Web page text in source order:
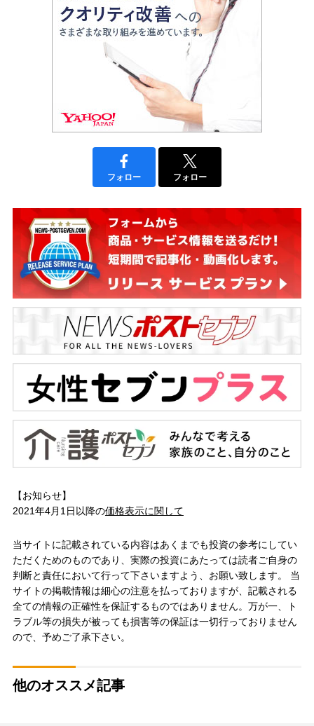
フォロー フォロー
【お知らせ】
2021年4月1日以降の価格表示に関して
当サイトに記載されている内容はあくまでも投資の参考にしてい
ただくためのものであり、実際の投資にあたっては読者ご自身の
判断と責任において行って下さいますよう、お願い致します。 当
サイトの掲載情報は細心の注意を払っておりますが、記載される
全ての情報の正確性を保証するものではありません。万が一、ト
ラブル等の損失が被っても損害等の保証は一切行っておりません
ので、予めご了承下さい。
他のオススメ記事